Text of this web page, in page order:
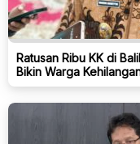
Ratusan Ribu KK di
Bikin Warga